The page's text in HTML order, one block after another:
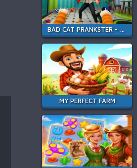
BAD CAT PRANKSTER - MOM IS RETURN
MY PERFECT FARM